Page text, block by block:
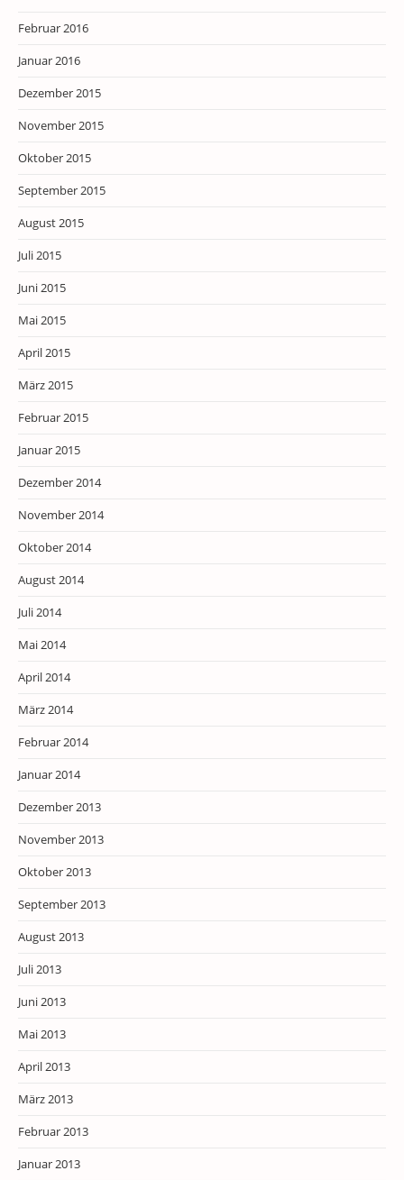
Februar 2016
Januar 2016
Dezember 2015
November 2015
Oktober 2015
September 2015
August 2015
Juli 2015
Juni 2015
Mai 2015
April 2015
März 2015
Februar 2015
Januar 2015
Dezember 2014
November 2014
Oktober 2014
August 2014
Juli 2014
Mai 2014
April 2014
März 2014
Februar 2014
Januar 2014
Dezember 2013
November 2013
Oktober 2013
September 2013
August 2013
Juli 2013
Juni 2013
Mai 2013
April 2013
März 2013
Februar 2013
Januar 2013